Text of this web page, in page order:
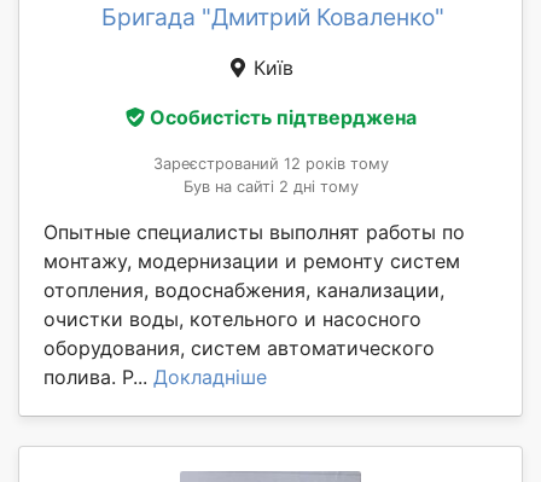
Бригада "Дмитрий Коваленко"
Київ
Особистість підтверджена
Зареєстрований 12 років тому
Був на сайті 2 дні тому
Опытные специалисты выполнят работы по
монтажу, модернизации и ремонту систем
отопления, водоснабжения, канализации,
очистки воды, котельного и насосного
оборудования, систем автоматического
полива. Р... Докладніше